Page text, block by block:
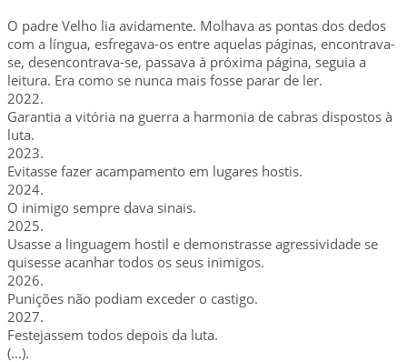
O padre Velho lia avidamente. Molhava as pontas dos dedos
com a língua, esfregava-os entre aquelas páginas, encontrava-
se, desencontrava-se, passava à próxima página, seguia a
leitura. Era como se nunca mais fosse parar de ler.
2022.
Garantia a vitória na guerra a harmonia de cabras dispostos à
luta.
2023.
Evitasse fazer acampamento em lugares hostis.
2024.
O inimigo sempre dava sinais.
2025.
Usasse a linguagem hostil e demonstrasse agressividade se
quisesse acanhar todos os seus inimigos.
2026.
Punições não podiam exceder o castigo.
2027.
Festejassem todos depois da luta.
(...).